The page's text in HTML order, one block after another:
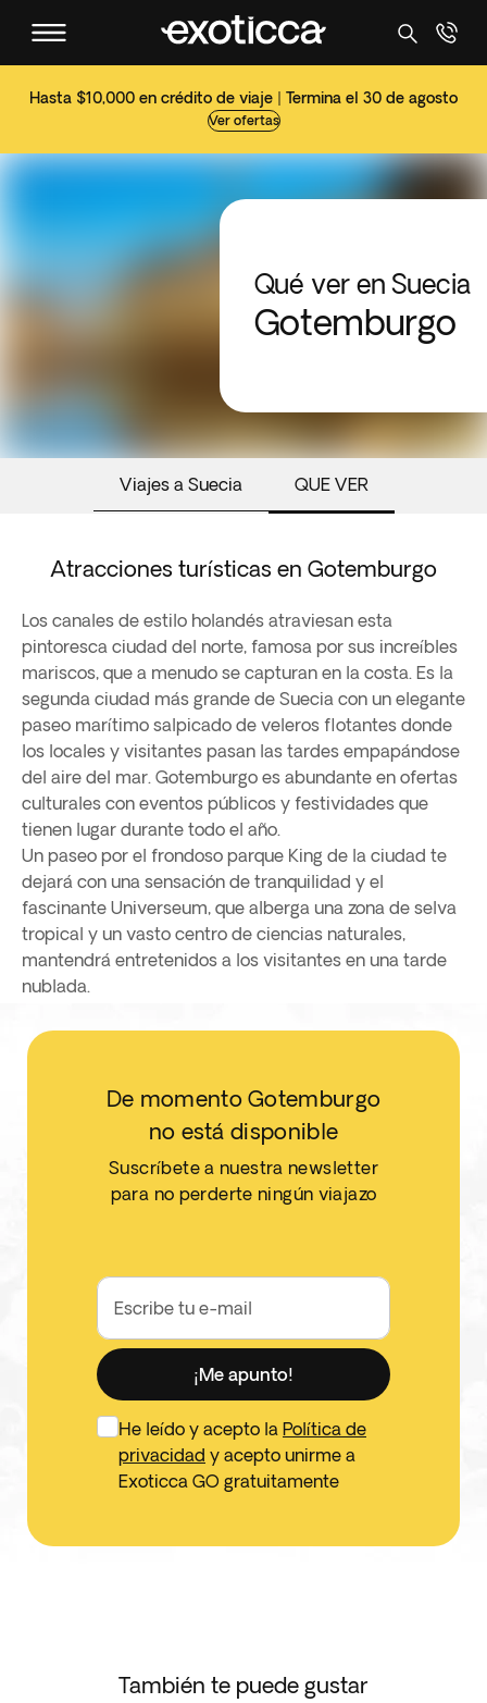
Hasta $10,000 en crédito de viaje | Termina el 30 de agosto
Ver ofertas
Qué ver en Suecia
Gotemburgo
Viajes a Suecia QUE VER
Atracciones turísticas en Gotemburgo
Los canales de estilo holandés atraviesan esta
pintoresca ciudad del norte, famosa por sus increíbles
mariscos, que a menudo se capturan en la costa. Es la
segunda ciudad más grande de Suecia con un elegante
paseo marítimo salpicado de veleros flotantes donde
los locales y visitantes pasan las tardes empapándose
del aire del mar. Gotemburgo es abundante en ofertas
culturales con eventos públicos y festividades que
tienen lugar durante todo el año.
Un paseo por el frondoso parque King de la ciudad te
dejará con una sensación de tranquilidad y el
fascinante Universeum, que alberga una zona de selva
tropical y un vasto centro de ciencias naturales,
mantendrá entretenidos a los visitantes en una tarde
nublada.
De momento Gotemburgo
no está disponible
Suscríbete a nuestra newsletter
para no perderte ningún viajazo
Escribe tu e-mail
¡Me apunto!
He leído y acepto la Política de
privacidad y acepto unirme a
Exoticca GO gratuitamente
También te puede gustar